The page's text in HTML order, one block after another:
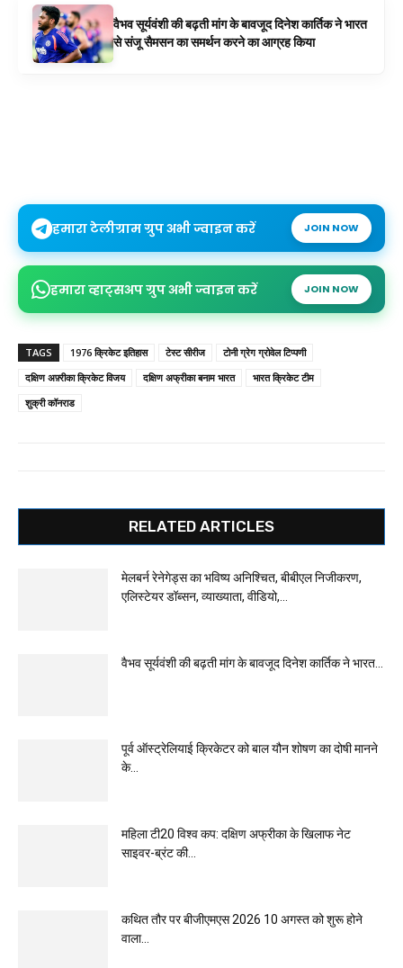
वैभव सूर्यवंशी की बढ़ती मांग के बावजूद दिनेश कार्तिक ने भारत
से संजू सैमसन का समर्थन करने का आग्रह किया
हमारा टेलीग्राम ग्रुप अभी ज्वाइन करें JOIN NOW
हमारा व्हाट्सअप ग्रुप अभी ज्वाइन करें JOIN NOW
TAGS 1976 क्रिकेट इतिहास टेस्ट सीरीज
टोनी ग्रेग ग्रोवेल टिप्पणी
दक्षिण अफ़्रीका क्रिकेट विजय
दक्षिण अफ्रीका बनाम भारत
भारत क्रिकेट टीम
शुक्री कॉनराड
RELATED ARTICLES
मेलबर्न रेनेगेड्स का भविष्य अनिश्चित, बीबीएल निजीकरण,
एलिस्टेयर डॉब्सन, व्याख्याता, वीडियो,...
वैभव सूर्यवंशी की बढ़ती मांग के बावजूद दिनेश कार्तिक ने भारत...
पूर्व ऑस्ट्रेलियाई क्रिकेटर को बाल यौन शोषण का दोषी मानने
के...
महिला टी20 विश्व कप: दक्षिण अफ्रीका के खिलाफ नेट
साइवर-ब्रंट की...
कथित तौर पर बीजीएमएस 2026 10 अगस्त को शुरू होने
वाला...